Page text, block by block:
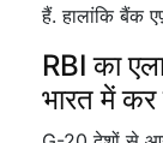
हैं. हालांकि बैंक
RBI का
भारत में